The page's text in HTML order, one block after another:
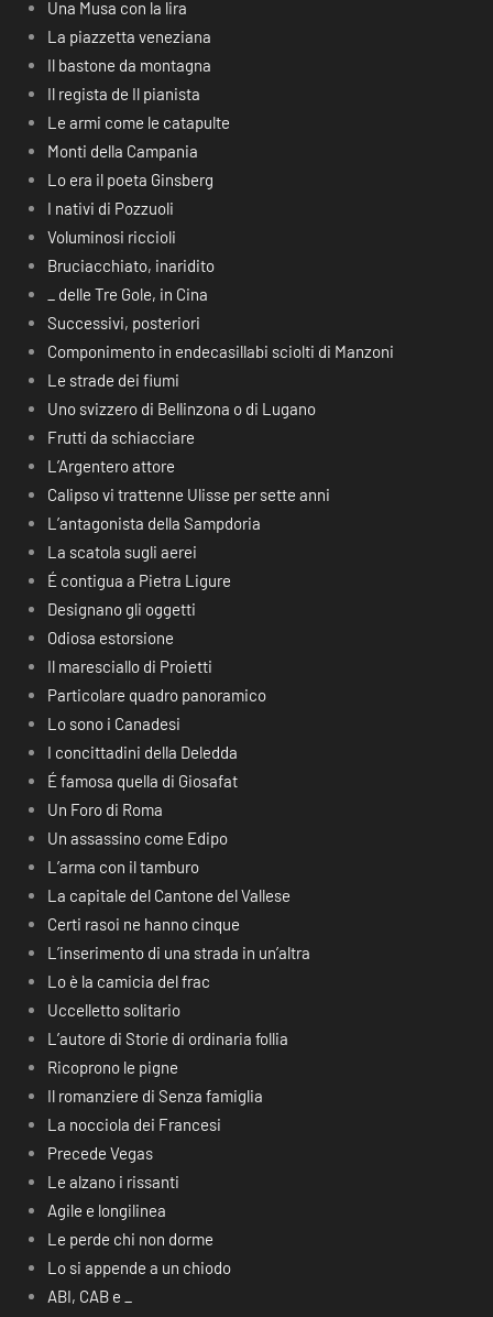
Una Musa con la lira
La piazzetta veneziana
Il bastone da montagna
Il regista de Il pianista
Le armi come le catapulte
Monti della Campania
Lo era il poeta Ginsberg
I nativi di Pozzuoli
Voluminosi riccioli
Bruciacchiato, inaridito
_ delle Tre Gole, in Cina
Successivi, posteriori
Componimento in endecasillabi sciolti di Manzoni
Le strade dei fiumi
Uno svizzero di Bellinzona o di Lugano
Frutti da schiacciare
L’Argentero attore
Calipso vi trattenne Ulisse per sette anni
L’antagonista della Sampdoria
La scatola sugli aerei
É contigua a Pietra Ligure
Designano gli oggetti
Odiosa estorsione
Il maresciallo di Proietti
Particolare quadro panoramico
Lo sono i Canadesi
I concittadini della Deledda
É famosa quella di Giosafat
Un Foro di Roma
Un assassino come Edipo
L’arma con il tamburo
La capitale del Cantone del Vallese
Certi rasoi ne hanno cinque
L’inserimento di una strada in un’altra
Lo è la camicia del frac
Uccelletto solitario
L’autore di Storie di ordinaria follia
Ricoprono le pigne
Il romanziere di Senza famiglia
La nocciola dei Francesi
Precede Vegas
Le alzano i rissanti
Agile e longilinea
Le perde chi non dorme
Lo si appende a un chiodo
ABI, CAB e _